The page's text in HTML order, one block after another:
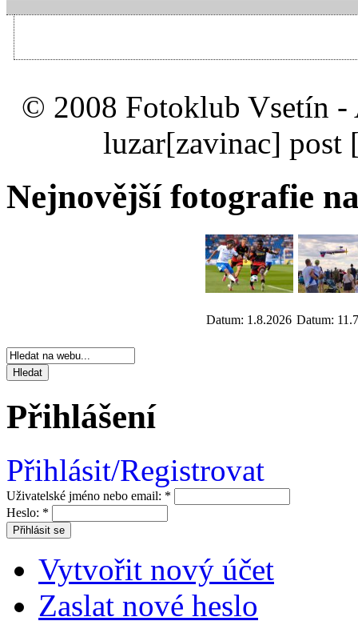
© 2008 Fotoklub Vsetín -
luzar[zavinac] post
Nejnovější fotografie
Datum: 1.8.2026 Datum:
Přihlášení
Přihlásit/Registrovat
Uživatelské jméno nebo email: *
Heslo: *
Vytvořit nový účet
Zaslat nové heslo